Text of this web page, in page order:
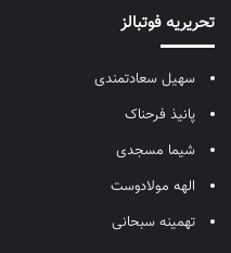
تحریریه فوتبالز
سهیل سعادتمندی
پانیذ فرحناک
شیما مسجدی
الهه مولادوست
تهمینه سبحانی